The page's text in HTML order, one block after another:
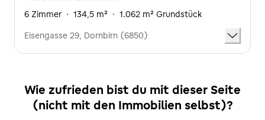
6 Zimmer · 134,5 m² · 1.062 m² Grundstück
Eisengasse 29, Dornbirn (6850)
Wie zufrieden bist du mit dieser Seite
(nicht mit den Immobilien selbst)?